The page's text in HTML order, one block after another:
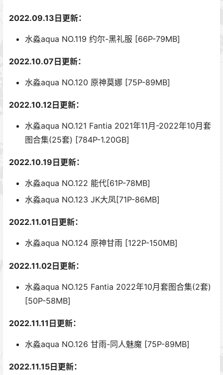
2022.09.13日更新：
水淼aqua NO.119 约尔-黑礼服 [66P-79MB]
2022.10.07日更新：
水淼aqua NO.120 原神莫娜 [75P-89MB]
2022.10.12日更新：
水淼aqua NO.121 Fantia 2021年11月-2022年10月套
图合集(25套) [784P-1.20GB]
2022.10.19日更新：
水淼aqua NO.122 能代[61P-78MB]
水淼aqua NO.123 JK大凤[71P-86MB]
2022.11.01日更新：
水淼aqua NO.124 原神甘雨 [122P-150MB]
2022.11.02日更新：
水淼aqua NO.125 Fantia 2022年10月套图合集(2套)
[50P-58MB]
2022.11.11日更新：
水淼aqua NO.126 甘雨-同人魅魔 [75P-89MB]
2022.11.15日更新：